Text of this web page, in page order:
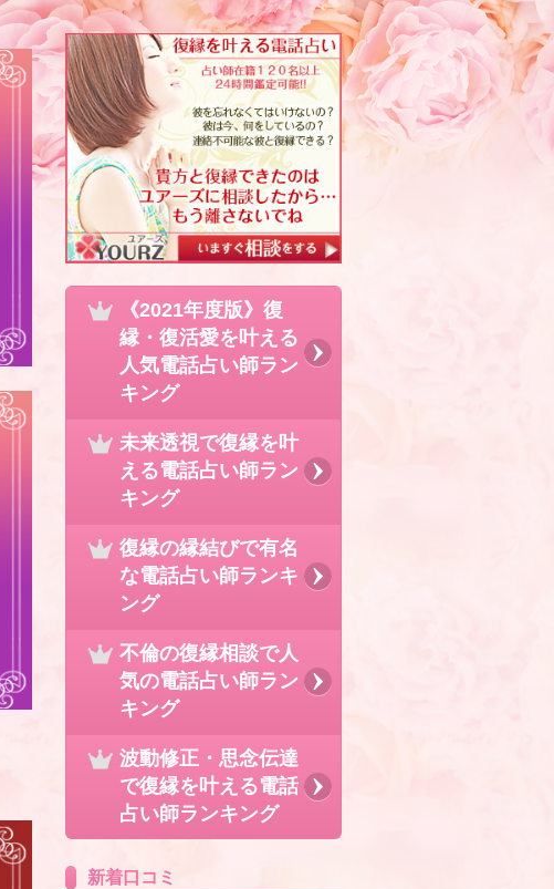
《2021年度版》復
縁・復活愛を叶える
人気電話占い師ラン
キング
未来透視で復縁を叶
える電話占い師ラン
キング
復縁の縁結びで有名
な電話占い師ランキ
ング
不倫の復縁相談で人
気の電話占い師ラン
キング
波動修正・思念伝達
で復縁を叶える電話
占い師ランキング
新着口コミ